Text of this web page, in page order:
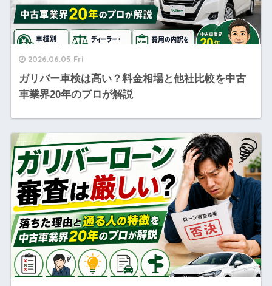
2026.06.05 Fri
ガリバー車検は高い？料金相場と他社比較を中古
車業界20年のプロが解説